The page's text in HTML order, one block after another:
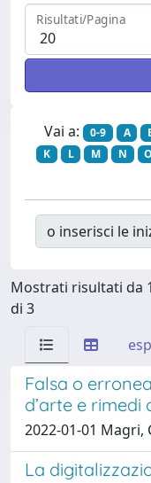
Risultati/Pagina
Vai a: 0-9 A
K
L M N O
o inserisci le
Mostrati risultati da
di 3
Falsa o
d’arte e
2022-01-01 Magri,
La